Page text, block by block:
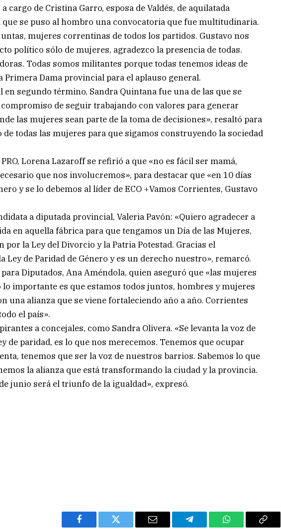
cargo de Cristina Garro, esposa de Valdés, de aquilatada
se puso al hombro una convocatoria que fue multitudinaria.
mujeres correntinas de todos los partidos. Gustavo nos
político sólo de mujeres, agradezco la presencia de todas.
Todas somos militantes porque todas tenemos ideas de
Dama provincial para el aplauso general.
segundo término, Sandra Quintana fue una de las que se
de seguir trabajando con valores para generar
las mujeres sean parte de la toma de decisiones», resaltó para
todas las mujeres para que sigamos construyendo la sociedad
Lorena Lazaroff se refirió a que «no es fácil ser mamá,
que nos involucremos», para destacar que «en 10 días
y se lo debemos al líder de ECO +Vamos Corrientes, Gustavo
a diputada provincial, Valeria Pavón: «Quiero agradecer a
en aquella fábrica para que tengamos un Día de las Mujeres,
la Ley del Divorcio y la Patria Potestad. Gracias el
Ley de Paridad de Género y es un derecho nuestro», remarcó.
Diputados, Ana Améndola, quien aseguró que «las mujeres
importante es que estamos todos juntos, hombres y mujeres
una alianza que se viene fortaleciendo año a año. Corrientes
el país».
a concejales, como Sandra Olivera. «Se levanta la voz de
de paridad, es lo que nos merecemos. Tenemos que ocupar
tenemos que ser la voz de nuestros barrios. Sabemos lo que
la alianza que está transformando la ciudad y la provincia.
junio será el triunfo de la igualdad», expresó.
Facebook Twitter Email Telegram WhatsAppCopy